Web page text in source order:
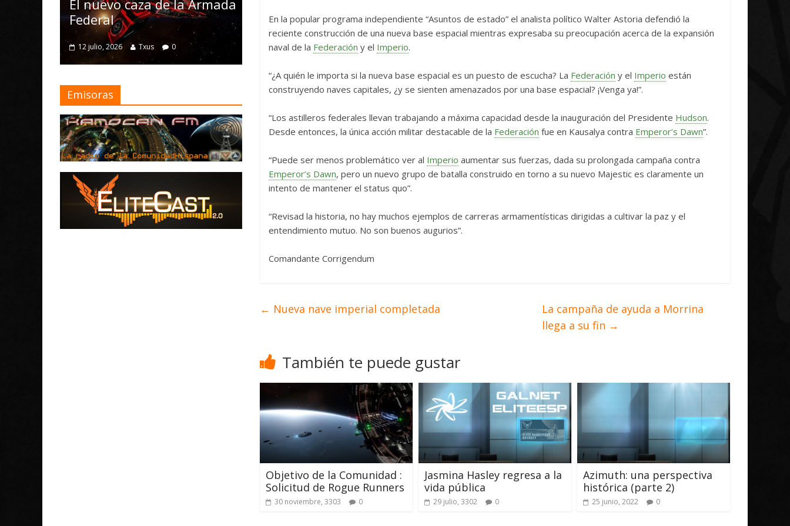
En la popular programa independiente “Asuntos de estado” el analista político Walter Astoria defendió la
reciente construcción de una nueva base espacial mientras expresaba su preocupación acerca de la expansión
naval de la Federación y el Imperio.
“¿A quién le importa si la nueva base espacial es un puesto de escucha? La Federación y el Imperio están
construyendo naves capitales, ¿y se sienten amenazados por una base espacial? ¡Venga ya!”.
“Los astilleros federales llevan trabajando a máxima capacidad desde la inauguración del Presidente Hudson.
Desde entonces, la única acción militar destacable de la Federación fue en Kausalya contra Emperor’s Dawn”.
“Puede ser menos problemático ver al Imperio aumentar sus fuerzas, dada su prolongada campaña contra
Emperor’s Dawn, pero un nuevo grupo de batalla construido en torno a su nuevo Majestic es claramente un
intento de mantener el status quo”.
“Revisad la historia, no hay muchos ejemplos de carreras armamentísticas dirigidas a cultivar la paz y el
entendimiento mutuo. No son buenos augurios”.
Comandante Corrigendum
← Nueva nave imperial completada
La campaña de ayuda a Morrina
llega a su fin →
También te puede gustar
Objetivo de la Comunidad :
Solicitud de Rogue Runners
30 noviembre, 3303 0
Jasmina Hasley regresa a la
vida pública
29 julio, 3302 0
Azimuth: una perspectiva
histórica (parte 2)
25 junio, 2022 0
caza de la Armada
0
mejoras
4 julio, 2026 Txus
Mayo de 2026
28 mayo, 2026
14 abril, 2026 Txus 0
Emisoras